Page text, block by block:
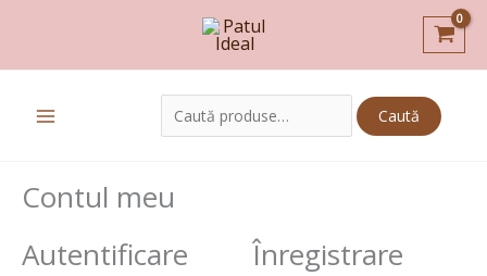
content
Caută
după:
Caută
Contul meu
Autentificare
Obligatoriu
Obligatoriu
Înregistrare
Obligatoriu